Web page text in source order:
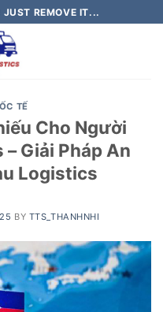
JUST REMOVE IT...
TẾ
Cho Người
Giải Pháp An
Logistics
BY TTS_THANHNHI